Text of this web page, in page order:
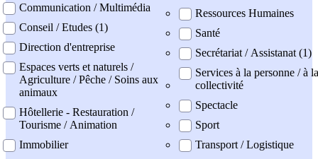
Communication / Multimédia
Conseil / Etudes (1)
Direction d'entreprise
Espaces verts et naturels /
Agriculture / Pêche / Soins aux
animaux
Hôtellerie - Restauration /
Tourisme / Animation
Immobilier
Ressources Humaines
Santé
Secrétariat / Assistanat (1)
Services à la personne / à la
collectivité
Spectacle
Sport
Transport / Logistique